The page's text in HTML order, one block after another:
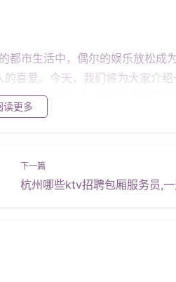
生活中，偶尔的娱乐放松成为
喜爱。今天，我们将为大家介
**为何选择KTV杭州大悦城店
通都能轻松到达。大悦城作为杭
受到比单独预订更为优惠的价
外赠品，如小吃、饮料等，让
数和口味的套餐。在聚会中，朋
，留下了难忘的回忆。 ####
公众号**：扫描二维码或搜索
读更多
杭州哪些ktv招聘包厢服务员,